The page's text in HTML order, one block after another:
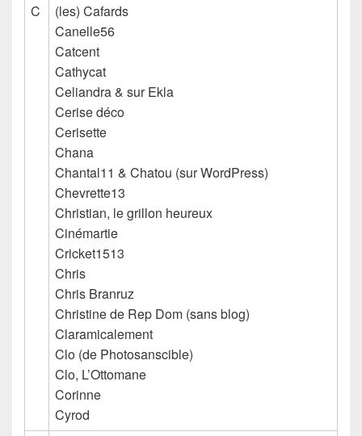
C
(les) Cafards
Canelle56
Catcent
Cathycat
Celiandra & sur Ekla
Cerise déco
Cerisette
Chana
Chantal11 & Chatou (sur WordPress)
Chevrette13
Christian, le grillon heureux
Cinémartie
Cricket1513
Chris
Chris Branruz
Christine de Rep Dom (sans blog)
Claramicalement
Clo (de Photosanscible)
Clo, L’Ottomane
Corinne
Cyrod